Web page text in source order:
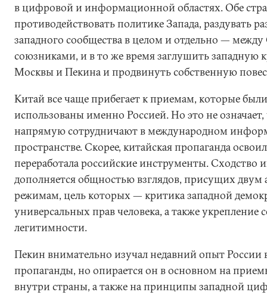
в цифровой и информационной областях. Обе
противодействовать политике Запада, раздувать
западного сообщества в целом и отдельно —
союзниками, и в то же время заглушить западную
Москвы и Пекина и продвинуть собственную
Китай все чаще прибегает к приемам, которые
использованы именно Россией. Но это не
напрямую сотрудничают в международном
пространстве. Скорее, китайская пропаганда
переработала российские инструменты. Сходство
дополняется общностью взглядов, присущих
режимам, цель которых — критика западной
универсальных прав человека, а также укрепление
легитимности.
Пекин внимательно изучал недавний опыт России
пропаганды, но опирается он в основном на
внутри страны, а также на принципы западной